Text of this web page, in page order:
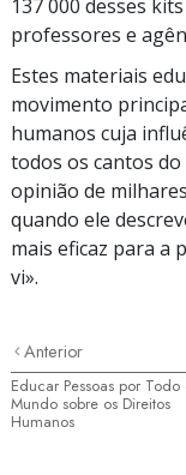
137 000 desses
professores e
Estes materiais
movimento
humanos cuja
todos os cantos
opinião de
quando ele
mais eficaz para a
vi».
Anterior
Educar Pessoas por Todo
Mundo sobre os Direitos
Humanos